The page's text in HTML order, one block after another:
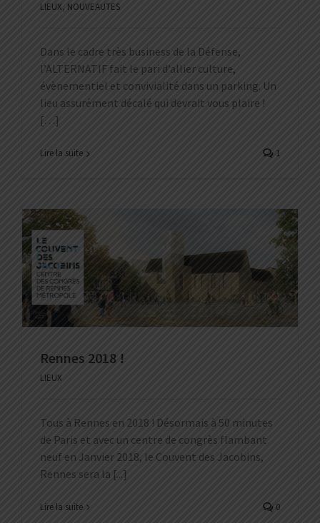
LIEUX, NOUVEAUTES
Dans le cadre très business de la Défense,
l’ALTERNATIF fait le pari d’allier culture,
évènementiel et convivialité dans un parking. Un
lieu assurément décalé qui devrait vous plaire !
[…]
Lire la suite 1
Rennes 2018 !
LIEUX
Tous à Rennes en 2018 ! Désormais à 50 minutes
de Paris et avec un centre de congrès flambant
neuf en Janvier 2018, le Couvent des Jacobins,
Rennes sera la [...]
Lire la suite 0